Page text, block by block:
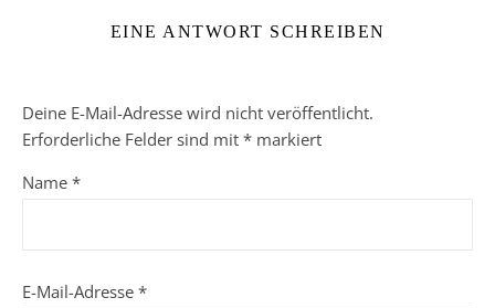
EINE ANTWORT SCHREIBEN
Deine E-Mail-Adresse wird nicht veröffentlicht.
Erforderliche Felder sind mit * markiert
Name *
E-Mail-Adresse *